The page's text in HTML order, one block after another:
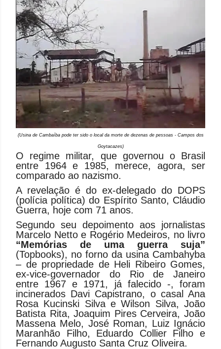
(Usina de Cambaíba pode ter sido o local da morte de dezenas de pessoas - Campos dos
Goytacazes)
O regime militar, que governou o Brasil
entre 1964 e 1985, merece, agora, ser
comparado ao nazismo.
A revelação é do ex-delegado do DOPS
(polícia política) do Espírito Santo, Cláudio
Guerra, hoje com 71 anos.
Segundo seu depoimento aos jornalistas
Marcelo Netto e Rogério Medeiros, no livro
“Memórias de uma guerra suja”
(Topbooks), no forno da usina Cambahyba
– de propriedade de Heli Ribeiro Gomes,
ex-vice-governador do Rio de Janeiro
entre 1967 e 1971, já falecido -, foram
incinerados Davi Capistrano, o casal Ana
Rosa Kucinski Silva e Wilson Silva, João
Batista Rita, Joaquim Pires Cerveira, João
Massena Melo, José Roman, Luiz Ignácio
Maranhão Filho, Eduardo Collier Filho e
Fernando Augusto Santa Cruz Oliveira.